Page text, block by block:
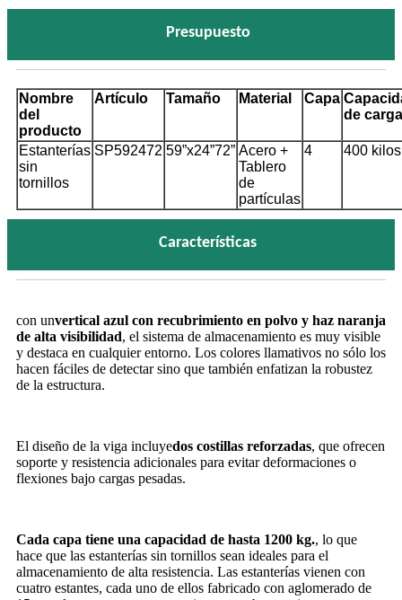
Presupuesto
Nombre
del
producto
Artículo Tamaño Material Capa
de carga
Estanterías
sin
tornillos
SP592472 59”x24”72” Acero +
Tablero
de
partículas
4 400 kilos
Características
con unvertical azul con recubrimiento en polvo y haz naranja
de alta visibilidad, el sistema de almacenamiento es muy visible
y destaca en cualquier entorno. Los colores llamativos no sólo los
hacen fáciles de detectar sino que también enfatizan la robustez
de la estructura.
El diseño de la viga incluyedos costillas reforzadas, que ofrecen
soporte y resistencia adicionales para evitar deformaciones o
flexiones bajo cargas pesadas.
Cada capa tiene una capacidad de hasta 1200 kg., lo que
hace que las estanterías sin tornillos sean ideales para el
almacenamiento de alta resistencia. Las estanterías vienen con
cuatro estantes, cada uno de ellos fabricado con aglomerado de